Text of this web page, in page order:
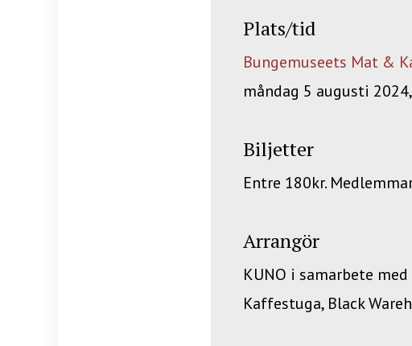
Plats/tid
Bungemuseets Mat &
måndag 5 augusti
Biljetter
Entre 180kr.
Arrangör
KUNO i samarbete
Kaffestuga, Black